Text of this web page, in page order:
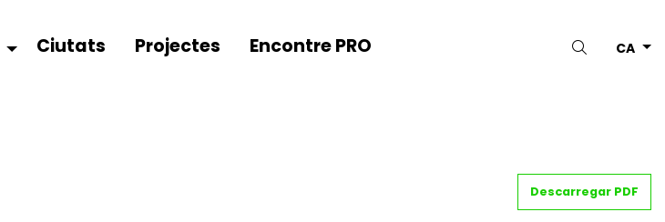
CA
Cercar
Ciutats Projectes
Encontre PRO
Descarregar PDF